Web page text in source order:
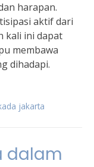
harapan.
aktif dari
kali ini dapat
membawa
dihadapi.
jakarta
dalam